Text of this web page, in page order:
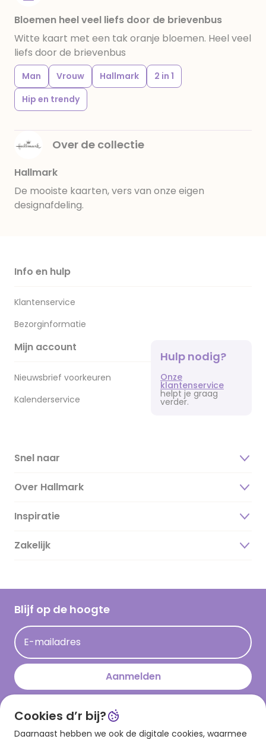
Bloemen heel veel liefs door de brievenbus
Witte kaart met een tak oranje bloemen. Heel veel
liefs door de brievenbus
Man Vrouw Hallmark
2 in 1
Hip en trendy
Over de collectie
Hallmark
De mooiste kaarten, vers van onze eigen
designafdeling.
Info en hulp
Klantenservice
Bezorginformatie
Mijn account
Nieuwsbrief voorkeuren
Kalenderservice
Hulp nodig?
Onze
klantenservice
helpt je graag
verder.
Snel naar
Over Hallmark
Over ons
Duurzaamheid
Hallmark Kaartclub
Acties
Persberichten
Inspiratie
Magazine
Cadeau inspiratie
Op kamp gedichten en versjes
Leuke en grappige op kamp teksten
kamppost inspiratie
Zakelijk
Blijf op de hoogte
E-mailadres
Aanmelden
Download onze app
Cookies d’r bij?
Daarnaast hebben we ook de digitale cookies, waarmee